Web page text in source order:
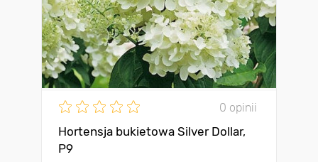
0 opinii
Hortensja bukietowa Silver Dollar,
P9